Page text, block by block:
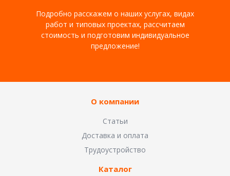
Подробно расскажем о наших услугах, видах
работ и типовых проектах, рассчитаем
стоимость и подготовим индивидуальное
предложение!
О компании
Статьи
Доставка и оплата
Трудоустройство
Каталог